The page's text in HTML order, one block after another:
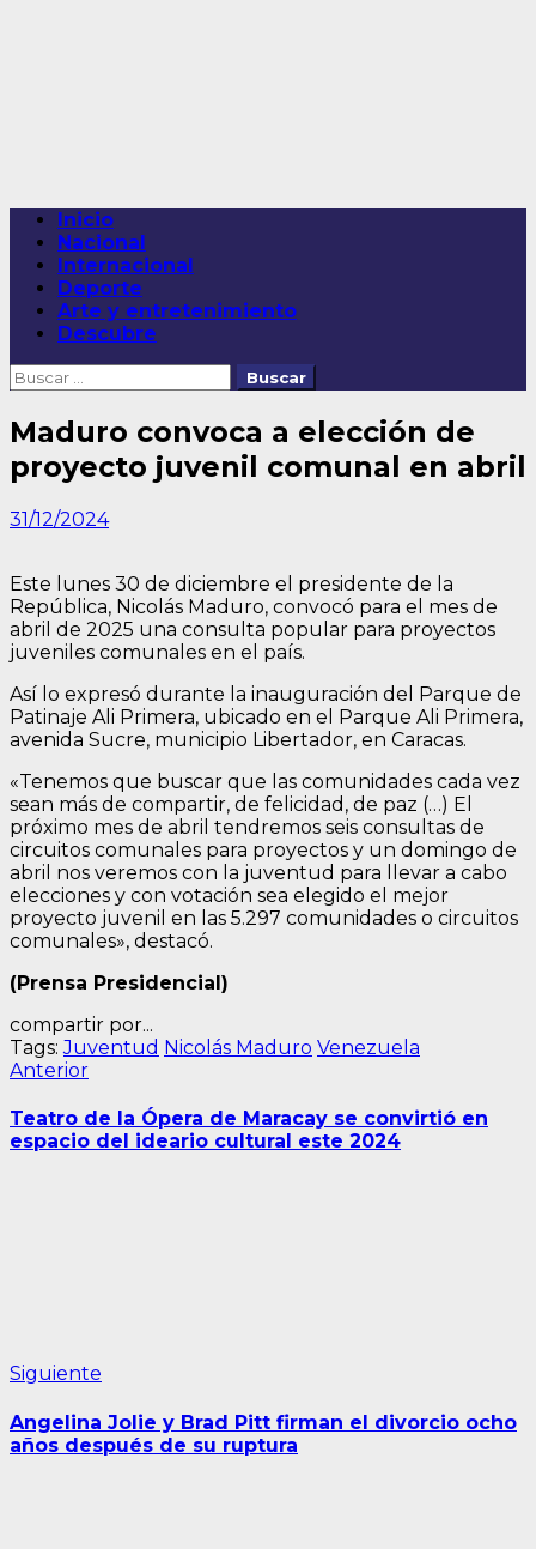
Menú
principal
Inicio
Nacional
Internacional
Deporte
Arte y entretenimiento
Descubre
Buscar:
Maduro convoca a elección de
proyecto juvenil comunal en abril
31/12/2024
Este lunes 30 de diciembre el presidente de la
República, Nicolás Maduro, convocó para el mes de
abril de 2025 una consulta popular para proyectos
juveniles comunales en el país.
Así lo expresó durante la inauguración del Parque de
Patinaje Ali Primera, ubicado en el Parque Ali Primera,
avenida Sucre, municipio Libertador, en Caracas.
«Tenemos que buscar que las comunidades cada vez
sean más de compartir, de felicidad, de paz (…) El
próximo mes de abril tendremos seis consultas de
circuitos comunales para proyectos y un domingo de
abril nos veremos con la juventud para llevar a cabo
elecciones y con votación sea elegido el mejor
proyecto juvenil en las 5.297 comunidades o circuitos
comunales», destacó.
(Prensa Presidencial)
compartir por...
Tags:Juventud Nicolás Maduro Venezuela
Navegación
de
entradas
AnteriorEntrada
Teatro de la Ópera de Maracay se convirtió en
espacio del ideario cultural este 2024
Siguiente
Angelina Jolie y Brad Pitt firman el divorcio ocho
años después de su ruptura